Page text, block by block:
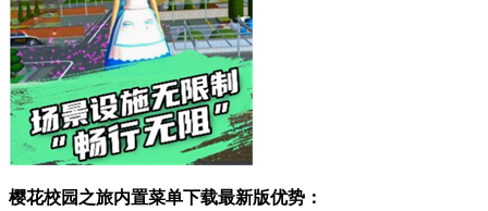
樱花校园之旅内置菜单下载最新版优势：